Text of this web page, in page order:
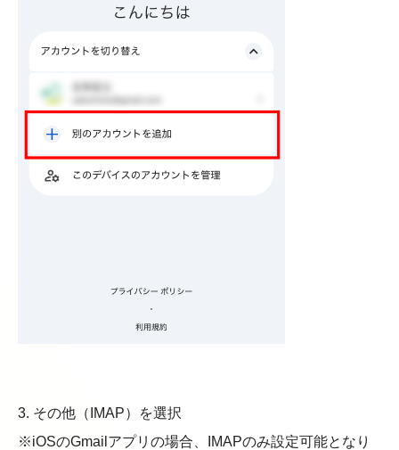
3. その他（IMAP）を選択
※iOSのGmailアプリの場合、IMAPのみ設定可能となり